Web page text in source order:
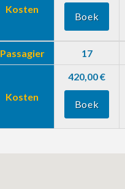
Kosten
Boek
Passagier 17
Kosten
420,00 €
Boek